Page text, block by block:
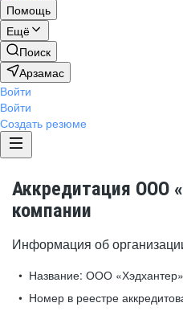
Помощь
Ещё
Поиск
Арзамас
Войти
Войти
Создать резюме
Аккредитация ООО
компании
Информация об
Название: ООО «Хэдхантер»
Номер в реестре